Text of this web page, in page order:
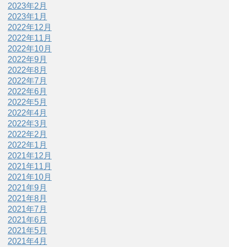
2023年2月
2023年1月
2022年12月
2022年11月
2022年10月
2022年9月
2022年8月
2022年7月
2022年6月
2022年5月
2022年4月
2022年3月
2022年2月
2022年1月
2021年12月
2021年11月
2021年10月
2021年9月
2021年8月
2021年7月
2021年6月
2021年5月
2021年4月